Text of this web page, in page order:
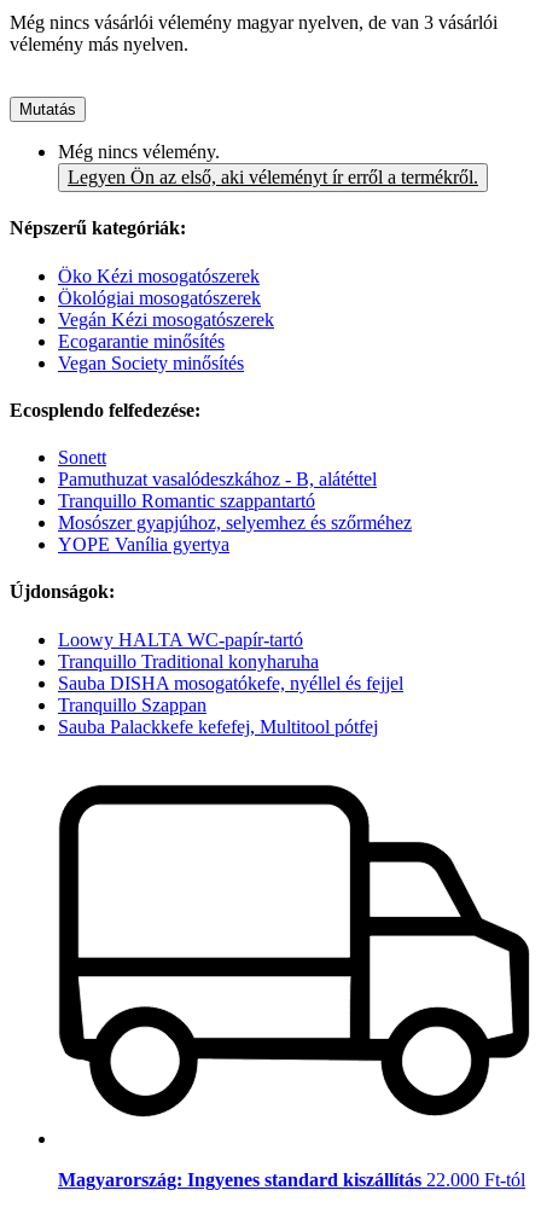
Még nincs vásárlói vélemény magyar nyelven, de van 3 vásárlói
vélemény más nyelven.
Mutatás
Még nincs vélemény.
Legyen Ön az első, aki véleményt ír erről a termékről.
Népszerű kategóriák:
Öko Kézi mosogatószerek
Ökológiai mosogatószerek
Vegán Kézi mosogatószerek
Ecogarantie minősítés
Vegan Society minősítés
Ecosplendo felfedezése:
Sonett
Pamuthuzat vasalódeszkához - B, alátéttel
Tranquillo Romantic szappantartó
Mosószer gyapjúhoz, selyemhez és szőrméhez
YOPE Vanília gyertya
Újdonságok:
Loowy HALTA WC-papír-tartó
Tranquillo Traditional konyharuha
Sauba DISHA mosogatókefe, nyéllel és fejjel
Tranquillo Szappan
Sauba Palackkefe kefefej, Multitool pótfej
Magyarország: Ingyenes standard kiszállítás 22.000 Ft-tól